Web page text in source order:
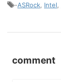
-ASRock Intel
comment